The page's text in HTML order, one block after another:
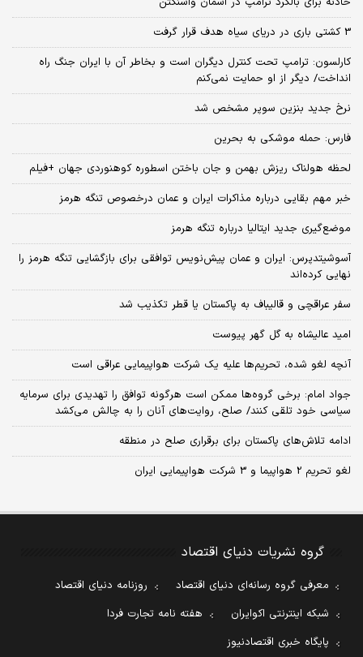
3 کشتی باری در دریای سیاه هدف قرار گرفت
کارلسون: ترامپ تحت کنترل دیگران است و بخاطر آن با ایران جنگ راه
انداخت/ دیگر از او حمایت نمی‌کنم
نرخ جدید بنزین سوپر مشخص شد
فارس: حمله موشکی به بحرین
لحظه هولناک ریزش بهمن و جان باختن اسطوره کوهنوردی جهان +فیلم
خبر مهم بقایی درباره مذاکرات ایران و عمان درخصوص تنگه هرمز
موضع‌گیری جدید ایتالیا درباره تنگه هرمز
آسوشیتدپرس: ایران و عمان پیش‌‌نویس توافقی برای بازگشایی تنگه هرمز را
نهایی کرده‌اند
سفر عراقچی و قالیباف به پاکستان یا قطر تکذیب شد
امید عالیشاه به گل گهر پیوست
آنچه لغو شده، تحریم‌ها علیه یک شرکت هواپیمایی عراقی است
جواد امام: برخی گروه‌ها ممکن است هرگونه توافق را تهدیدی برای سرمایه
سیاسی خود تلقی کنند/ صلح، روایت‌های آنان را به چالش می‌کشد
ادامه تلاش‌های پاکستان برای برقراری صلح در منطقه
لغو تحریم 2 هواپیما و 3 شرکت هواپیمایی ایران
گروه نشریات دنیای اقتصاد
معرفی گروه رسانه‌ای دنیای اقتصاد
روزنامه دنیای اقتصاد
شبکه اینترنتی اکوایران
هفته نامه تجارت فردا
پایگاه خبری اقتصادنیوز